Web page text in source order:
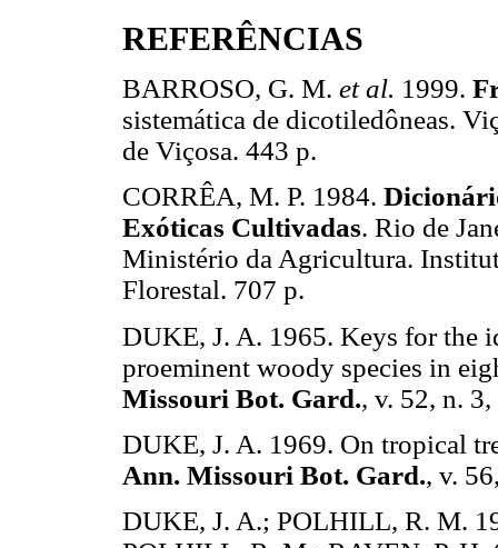
REFERÊNCIAS
BARROSO, G. M. et al. 1999.
sistemática de dicotiledôneas.
de Viçosa. 443 p.
CORRÊA, M. P. 1984.
Exóticas Cultivadas. Rio de
Ministério da Agricultura.
Florestal. 707 p.
DUKE, J. A. 1965. Keys for the
proeminent woody species in
Missouri Bot. Gard., v. 52, n.
DUKE, J. A. 1969. On tropical
Ann. Missouri Bot. Gard., v.
DUKE, J. A.; POLHILL, R. M.